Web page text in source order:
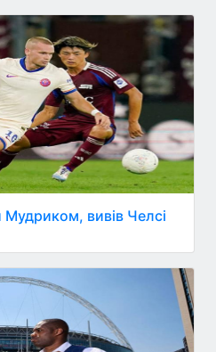
Мудриком, вивів Челсі